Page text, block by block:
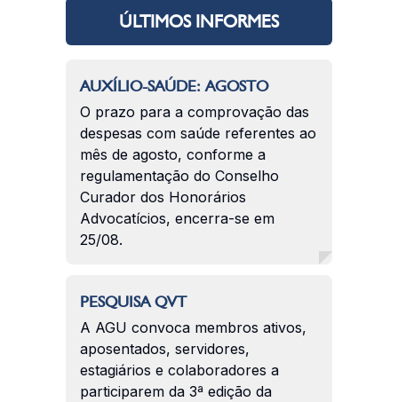
ÚLTIMOS INFORMES
AUXÍLIO-SAÚDE: AGOSTO
O prazo para a comprovação das
despesas com saúde referentes ao
mês de agosto, conforme a
regulamentação do Conselho
Curador dos Honorários
Advocatícios, encerra-se em
25/08.
PESQUISA QVT
A AGU convoca membros ativos,
aposentados, servidores,
estagiários e colaboradores a
participarem da 3ª edição da